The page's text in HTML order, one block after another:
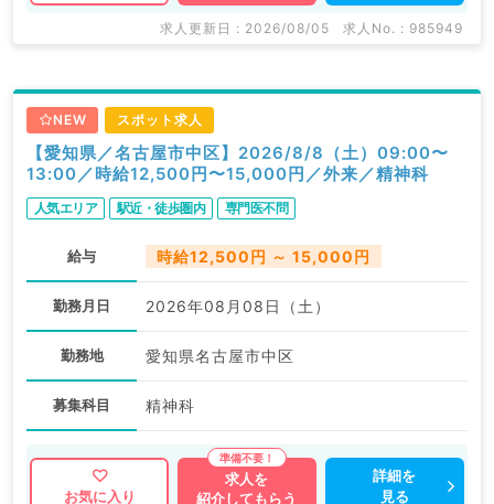
求人更新日 : 2026/08/05 求人No. : 985949
NEW スポット求人
【愛知県／名古屋市中区】2026/8/8（土）09:00〜
13:00／時給12,500円〜15,000円／外来／精神科
人気エリア 駅近・徒歩圏内 専門医不問
給与 時給12,500円 ～ 15,000円
勤務月日 2026年08月08日（土）
勤務地 愛知県名古屋市中区
募集科目 精神科
お気に入り
求人を
紹介してもらう
詳細を
見る